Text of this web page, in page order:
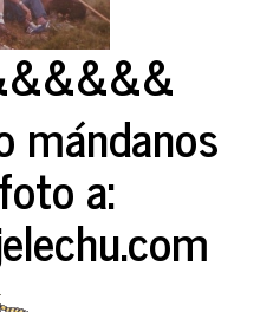
mándanos
a: